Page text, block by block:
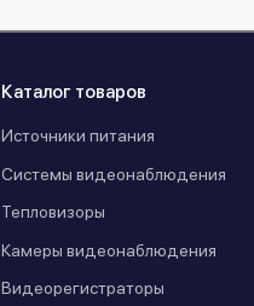
Каталог товаров
Источники питания
Системы видеонаблюдения
Тепловизоры
Камеры видеонаблюдения
Видеорегистраторы